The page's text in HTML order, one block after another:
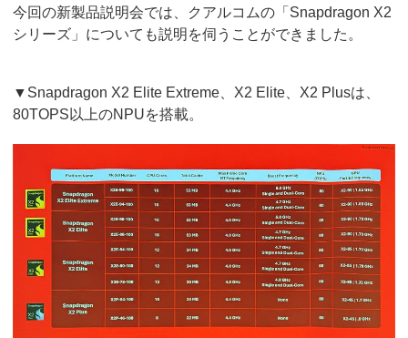
今回の新製品説明会では、クアルコムの「Snapdragon X2
シリーズ」についても説明を伺うことができました。
▼Snapdragon X2 Elite Extreme、X2 Elite、X2 Plusは、
80TOPS以上のNPUを搭載。